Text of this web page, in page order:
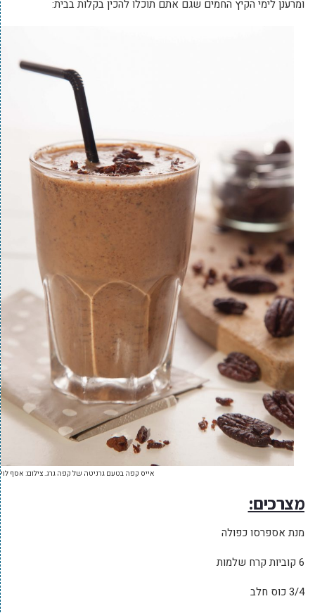
ומרענן לימי הקיץ החמים שגם אתם תוכלו להכין בקלות בבית:
אייס קפה בטעם גרניטה של קפה גרג. צילום: אסף לוי
מצרכים:
מנת אספרסו כפולה
6 קוביות קרח שלמות
3/4 כוס חלב